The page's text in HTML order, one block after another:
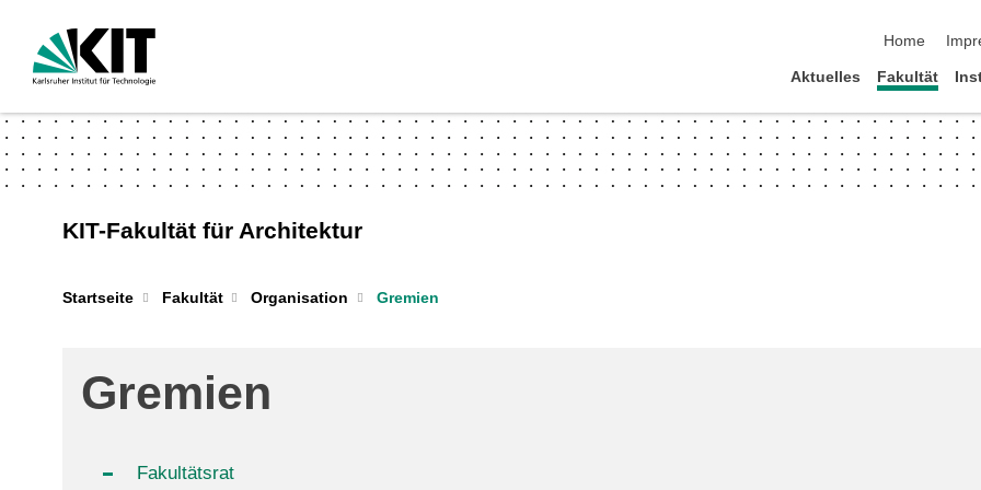
Home
Aktuelles Fakultät
KIT-Fakultät für Architektur
Startseite Fakultät Organisation Gremien
Gremien
Fakultätsrat